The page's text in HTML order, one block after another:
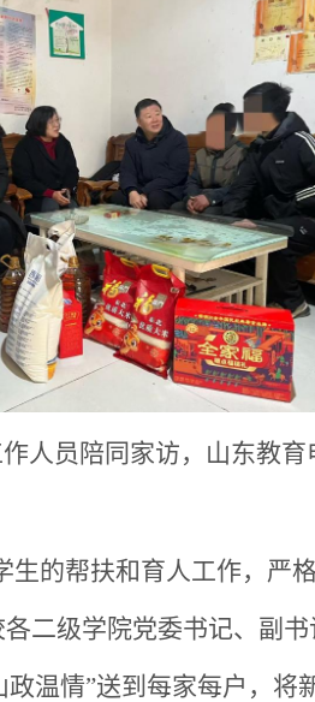
人员陪同家访，山东教
的帮扶和育人工作，严
二级学院党委书记、副
温情”送到每家每户，将